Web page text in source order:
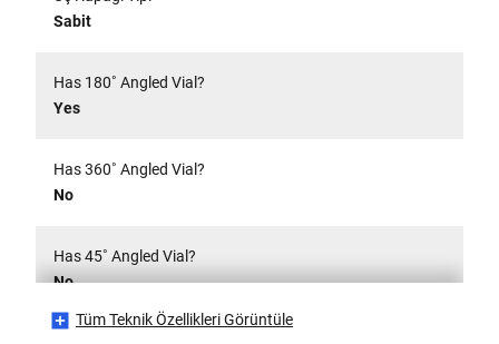
Sabit
Has 180˚ Angled Vial?
Yes
Has 360˚ Angled Vial?
No
Has 45˚ Angled Vial?
No
Tüm Teknik Özellikleri Görüntüle